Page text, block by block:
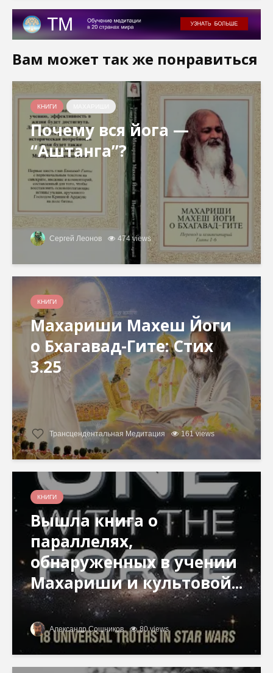
Вам может так же понравиться
КНИГИ
Почему вся йога —
“Аштанга”?
Сергей Леонов 474 views
КНИГИ
Махариши Махеш Йоги
о Бхагавад-Гите: Стих
3.25
Трансцендентальная Медитация 161 views
КНИГИ
Вышла книга о
параллелях,
обнаруженных в учении
Махариши и культовой...
Александр Сошников 80 views